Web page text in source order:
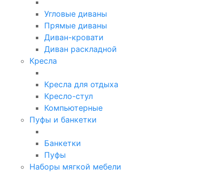
Угловые диваны
Прямые диваны
Диван-кровати
Диван раскладной
Кресла
Кресла для отдыха
Кресло-стул
Компьютерные
Пуфы и банкетки
Банкетки
Пуфы
Наборы мягкой мебели